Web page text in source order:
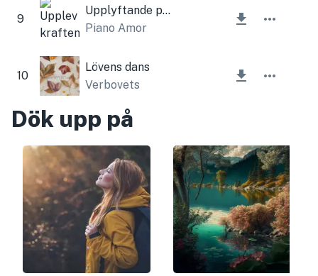
9
Upplyftande piano
Piano Amor
10
Lövens dans
Verbovets
Dök upp på